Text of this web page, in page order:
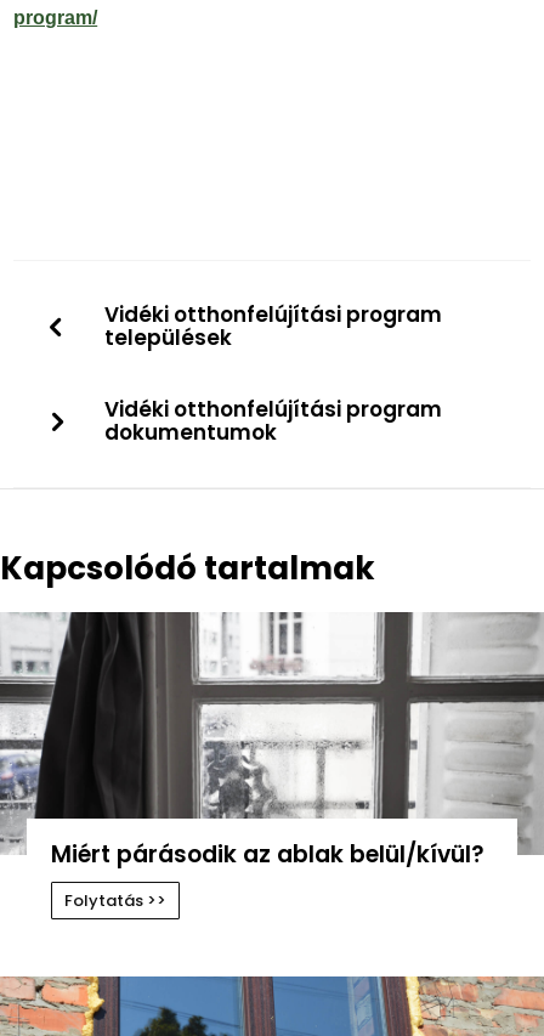
program/
Vidéki otthonfelújítási program
települések
Vidéki otthonfelújítási program
dokumentumok
Kapcsolódó tartalmak
Miért párásodik az ablak belül/kívül?
Folytatás >>